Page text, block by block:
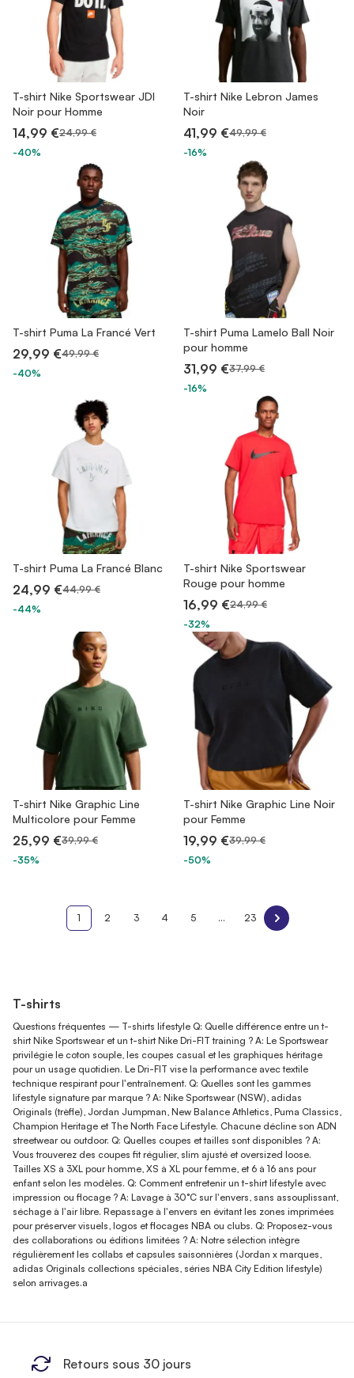
T-shirt Nike Sportswear JDI
Noir pour Homme
14,99 €24,99 €
-40%
T-shirt Nike Lebron James
Noir
41,99 €49,99 €
-16%
T-shirt Puma La Francé Vert
29,99 €49,99 €
-40%
T-shirt Puma Lamelo Ball Noir
pour homme
31,99 €37,99 €
-16%
T-shirt Puma La Francé Blanc
24,99 €44,99 €
-44%
T-shirt Nike Sportswear
Rouge pour homme
16,99 €24,99 €
-32%
T-shirt Nike Graphic Line
Multicolore pour Femme
25,99 €39,99 €
-35%
T-shirt Nike Graphic Line Noir
pour Femme
19,99 €39,99 €
-50%
1 2 3 4 5 ... 23
T-shirts
Questions fréquentes — T-shirts lifestyle Q: Quelle différence entre un t-
shirt Nike Sportswear et un t-shirt Nike Dri-FIT training ? A: Le Sportswear
privilégie le coton souple, les coupes casual et les graphiques héritage
pour un usage quotidien. Le Dri-FIT vise la performance avec textile
technique respirant pour l'entraînement. Q: Quelles sont les gammes
lifestyle signature par marque ? A: Nike Sportswear (NSW), adidas
Originals (trèfle), Jordan Jumpman, New Balance Athletics, Puma Classics,
Champion Heritage et The North Face Lifestyle. Chacune décline son ADN
streetwear ou outdoor. Q: Quelles coupes et tailles sont disponibles ? A:
Vous trouverez des coupes fit régulier, slim ajusté et oversized loose.
Tailles XS à 3XL pour homme, XS à XL pour femme, et 6 à 16 ans pour
enfant selon les modèles. Q: Comment entretenir un t-shirt lifestyle avec
impression ou flocage ? A: Lavage à 30°C sur l'envers, sans assouplissant,
séchage à l'air libre. Repassage à l'envers en évitant les zones imprimées
pour préserver visuels, logos et flocages NBA ou clubs. Q: Proposez-vous
des collaborations ou éditions limitées ? A: Notre sélection intègre
régulièrement les collabs et capsules saisonnières (Jordan x marques,
adidas Originals collections spéciales, séries NBA City Edition lifestyle)
selon arrivages.a
Retours sous 30 jours